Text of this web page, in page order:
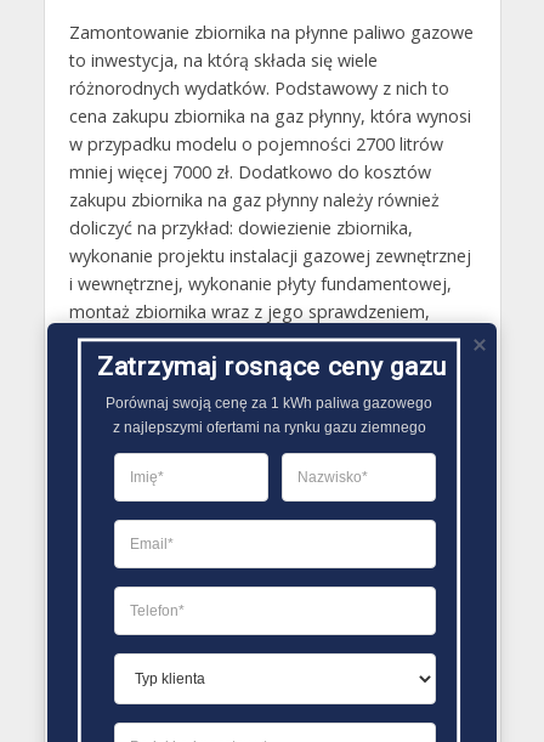
Zamontowanie zbiornika na płynne paliwo gazowe
to inwestycja, na którą składa się wiele
różnorodnych wydatków. Podstawowy z nich to
cena zakupu zbiornika na gaz płynny, która wynosi
w przypadku modelu o pojemności 2700 litrów
mniej więcej 7000 zł. Dodatkowo do kosztów
zakupu zbiornika na gaz płynny należy również
doliczyć na przykład: dowiezienie zbiornika,
wykonanie projektu instalacji gazowej zewnętrznej
i wewnętrznej, wykonanie płyty fundamentowej,
montaż zbiornika wraz z jego sprawdzeniem,
wykonanie instalacji uziemiającej, wykonanie
dokumentacji potrzebnej do wykonania odbioru
przez Urząd Dozoru Technicznego. Łączny koszt
montażu zbiornika na płynne paliwo gazowe
wynosi wobec tego około 16 000 złotych. Tańszą
opcją jest natomiast wybranie dzierżawy zbiornika
na gaz płynny, którą proponuje wielu jego
dostawców..
PORÓWNYWARKA OFERT GAZU
Zatrzymaj rosnące ceny gazu
Porównaj swoją cenę za 1 kWh paliwa gazowego
z najlepszymi ofertami na rynku gazu ziemnego